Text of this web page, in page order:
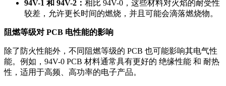
94V-1 和 94V-2： 相比 94V-0，这些材料对火焰的耐受性
较差，允许更长时间的燃烧，并且可能会滴落燃烧物。
阻燃等级对 PCB 电性能的影响
除了防火性能外，不同阻燃等级的 PCB 也可能影响其电气性
能。例如，94V-0 PCB 材料通常具有更好的 绝缘性能 和 耐热
性，适用于高频、高功率的电子产品。